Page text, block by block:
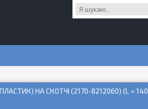
НА СКОТЧІ (2170-8212060) (L = 140